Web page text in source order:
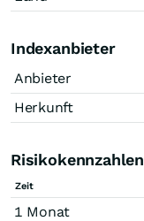
Indexanbieter
Anbieter
Herkunft
Risikokennzahlen
Zeit
1 Monat